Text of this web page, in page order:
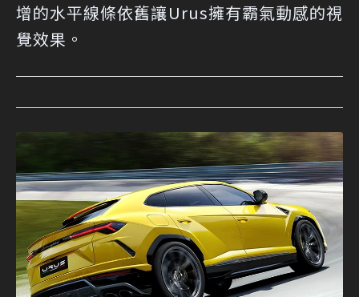
增的水平線條依舊讓Urus擁有霸氣動感的視
覺效果。